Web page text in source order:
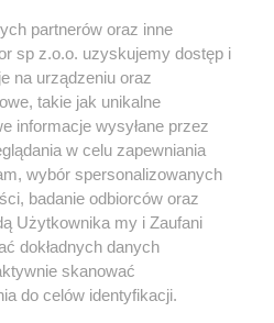
regulamin korzystania z portali
Skontakuj sięz nami
Kontakt
Wydawca
Redakcja
partnerów oraz inne
sp z.o.o. uzyskujemy dostęp i
na urządzeniu oraz
takie jak unikalne
informacje wysyłane przez
w celu zapewniania
wybór spersonalizowanych
badanie odbiorców oraz
Użytkownika my i Zaufani
dokładnych danych
skanować
do celów identyfikacji.